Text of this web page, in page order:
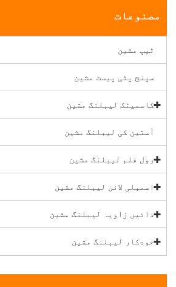
مصنوعات
ٹیپ مشین
سپنج پٹی پیسٹ مشین
کاسمیٹک لیبلنگ مشین
آستین کی لیبلنگ مشین
رول فلم لیبلنگ مشین
اسمبلی لائن لیبلنگ مشین
دائیں زاویہ لیبلنگ مشین
خودکار لیبلنگ مشین